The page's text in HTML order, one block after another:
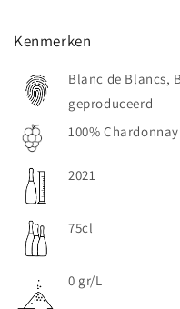
Kenmerken
Blanc de Blancs,
geproduceerd
100% Chardonnay
2021
75cl
0 gr/L